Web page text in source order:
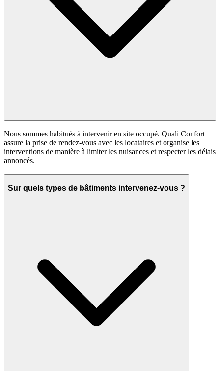
Nous sommes habitués à intervenir en site occupé. Quali Confort
assure la prise de rendez-vous avec les locataires et organise les
interventions de manière à limiter les nuisances et respecter les délais
annoncés.
Sur quels types de bâtiments intervenez-vous ?